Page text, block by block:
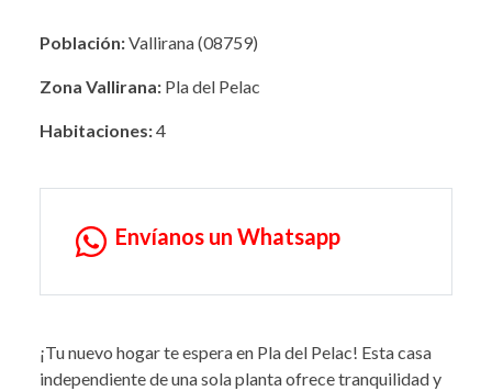
Población:Vallirana (08759)
Zona Vallirana: Pla del Pelac
Habitaciones:4
Envíanos un Whatsapp
¡Tu nuevo hogar te espera en Pla del Pelac! Esta casa
independiente de una sola planta ofrece tranquilidad y